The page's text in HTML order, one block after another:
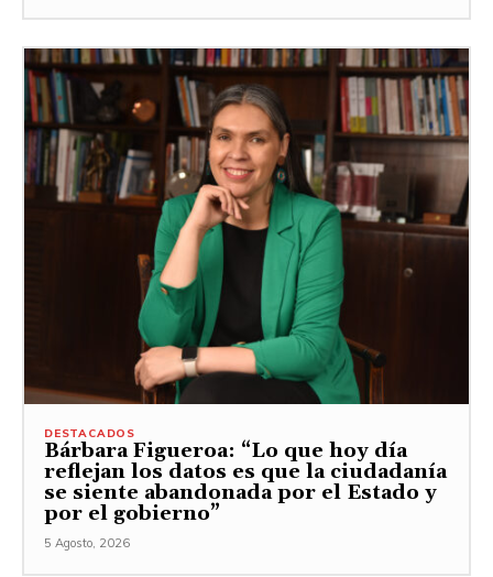
DESTACADOS
Bárbara Figueroa: “Lo que hoy día
reflejan los datos es que la ciudadanía
se siente abandonada por el Estado y
por el gobierno”
5 Agosto, 2026